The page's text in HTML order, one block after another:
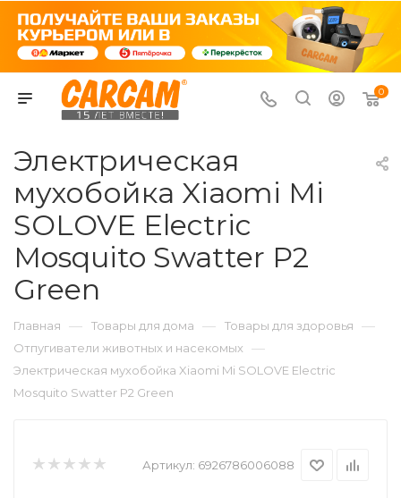
0
Электрическая
мухобойка Xiaomi Mi
SOLOVE Electric
Mosquito Swatter P2
Green
Главная — Товары для дома — Товары для здоровья —
Отпугиватели животных и насекомых —
Электрическая мухобойка Xiaomi Mi SOLOVE Electric
Mosquito Swatter P2 Green
Артикул: 6926786006088